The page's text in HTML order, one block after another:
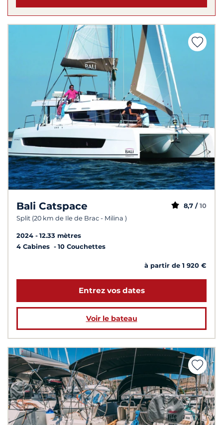
Bali Catspace
Split (20 km de Ile de Brac - Milina )
8,7 / 10
2024
12.33 mètres
4 Cabines
10 Couchettes
à partir de 1 920 €
Entrez vos dates
Voir le bateau